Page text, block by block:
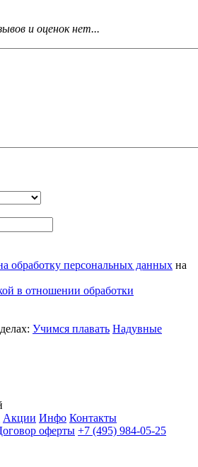
и оценок нет...
обработку персональных данных на
в отношении обработки
Учимся плавать Надувные
Акции Инфо Контакты
оферты +7 (495) 984-05-25